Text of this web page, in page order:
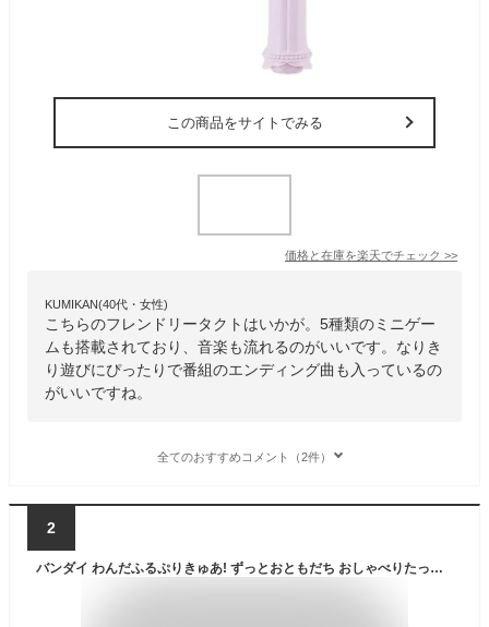
この商品をサイトでみる
価格と在庫を楽天でチェック >>
KUMIKAN(40代・女性)
こちらのフレンドリータクトはいかが。5種類のミニゲー
ムも搭載されており、音楽も流れるのがいいです。なりき
り遊びにぴったりで番組のエンディング曲も入っているの
がいいですね。
全てのおすすめコメント（2件）
2
バンダイ わんだふるぷりきゅあ! ずっとおともだち おしゃべりたっぷりこむぎ ズツトオトモダチオシヤベリタツプリコムギ [ズツトオトモダチオシヤベリタツプリコムギ]